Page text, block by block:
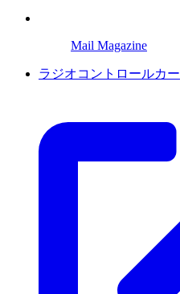
Mail Magazine
ラジオコントロールカー